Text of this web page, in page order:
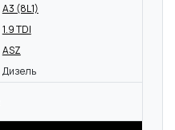
A3 (8L1)
1.9 TDI
ASZ
Дизель